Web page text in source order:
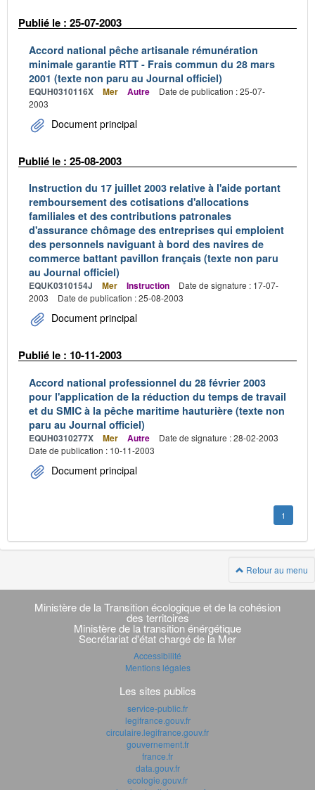
Publié le : 25-07-2003
Accord national pêche artisanale rémunération
minimale garantie RTT - Frais commun du 28 mars
2001 (texte non paru au Journal officiel)
EQUH0310116X Mer Autre
Date de publication : 25-07-
2003
Document principal
Publié le : 25-08-2003
Instruction du 17 juillet 2003 relative à l'aide portant
remboursement des cotisations d'allocations
familiales et des contributions patronales
d'assurance chômage des entreprises qui emploient
des personnels naviguant à bord des navires de
commerce battant pavillon français (texte non paru
au Journal officiel)
EQUK0310154J Mer Instruction
Date de signature : 17-07-
2003
Date de publication : 25-08-2003
Document principal
Publié le : 10-11-2003
Accord national professionnel du 28 février 2003
pour l'application de la réduction du temps de travail
et du SMIC à la pêche maritime hauturière (texte non
paru au Journal officiel)
EQUH0310277X Mer Autre
Date de signature : 28-02-2003
Date de publication : 10-11-2003
Document principal
1
Retour au menu
Navigation
transverse
Ministère de la Transition écologique et de la cohésion
des territoires
Ministère de la transition énérgétique
Secrétariat d'état chargé de la Mer
Accessibilité
Mentions légales
Les sites publics
service-public.fr
legifrance.gouv.fr
circulaire.legifrance.gouv.fr
gouvernement.fr
france.fr
data.gouv.fr
ecologie.gouv.fr